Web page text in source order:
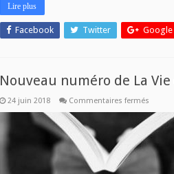
Lire plus
Facebook Twitter Google
Nouveau numéro de La
24 juin 2018 Commentaires ferméssur
de
La
Vie
des
Livres,